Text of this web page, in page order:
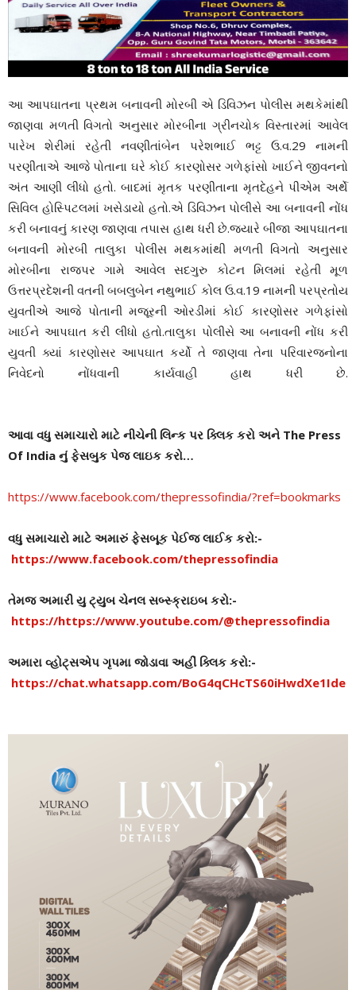
આ આપઘાતના પ્રથમ બનાવની મોરબી એ ડિવિઝન પોલીસ મથકેમાંથી
જાણવા મળતી વિગતો અનુસાર મોરબીના ગ્રીનચોક વિસ્તારમાં આવેલ
પારેખ શેરીમાં રહેતી નવણીતાંબેન પરેશભાઈ ભટ્ટ ઉ.વ.29 નામની
પરણીતાએ આજે પોતાના ઘરે કોઈ કારણોસર ગળેફાંસો ખાઈને જીવનનો
અંત આણી લીધો હતો. બાદમાં મૃતક પરણીતાના મૃતદેહને પીએમ અર્થે
સિવિલ હોસ્પિટલમાં ખસેડાયો હતો.એ ડિવિઝન પોલીસે આ બનાવની નોંધ
કરી બનાવનું કારણ જાણવા તપાસ હાથ ધરી છે.જ્યારે બીજા આપઘાતના
બનાવની મોરબી તાલુકા પોલીસ મથકમાંથી મળતી વિગતો અનુસાર
મોરબીના રાજપર ગામે આવેલ સદગુરુ કોટન મિલમાં રહેતી મૂળ
ઉત્તરપ્રદેશની વતની બબલુબેન નથુભાઈ કોલ ઉ.વ.19 નામની પરપ્રતોય
યુવતીએ આજે પોતાની મજૂરની ઓરડીમાં કોઈ કારણોસર ગળેફાંસો
ખાઈને આપઘાત કરી લીધો હતો.તાલુકા પોલીસે આ બનાવની નોંધ કરી
યુવતી ક્યાં કારણોસર આપઘાત કર્યો તે જાણવા તેના પરિવારજનોના
નિવેદનો નોંધવાની કાર્યવાહી હાથ ધરી છે.
આવા વધુ સમાચારો માટે નીચેની લિન્ક પર ક્લિક કરો અને The Press
Of India નું ફેસબુક પેજ લાઇક કરો…
https://www.facebook.com/thepressofindia/?ref=bookmarks
વધુ સમાચારો માટે અમારું ફેસબૂક પેઈજ લાઈક કરો:-
https://www.facebook.com/thepressofindia
તેમજ અમારી યુ ટ્યુબ ચેનલ સબ્સ્ક્રાઇબ કરો:-
https://https://www.youtube.com/@thepressofindia
અમારા વ્હોટ્સએપ ગૃપમા જોડાવા અહીં ક્લિક કરો:-
https://chat.whatsapp.com/BoG4qCHcTS60iHwdXe1Ide